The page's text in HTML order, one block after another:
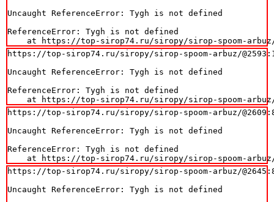
Uncaught ReferenceError: Tygh is not defined
ReferenceError: Tygh is not defined
at https://top-sirop74.ru/siropy/sirop-spoom-
https://top-sirop74.ru/siropy/sirop-spoom-arbuz/
Uncaught ReferenceError: Tygh is not defined
ReferenceError: Tygh is not defined
at https://top-sirop74.ru/siropy/sirop-spoom-
https://top-sirop74.ru/siropy/sirop-spoom-arbuz/
Uncaught ReferenceError: Tygh is not defined
ReferenceError: Tygh is not defined
at https://top-sirop74.ru/siropy/sirop-spoom-
https://top-sirop74.ru/siropy/sirop-spoom-arbuz/
Uncaught ReferenceError: Tygh is not defined